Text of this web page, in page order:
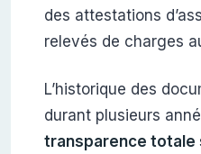
des attestations
relevés de charges
L’historique des
durant plusieurs
transparence totale